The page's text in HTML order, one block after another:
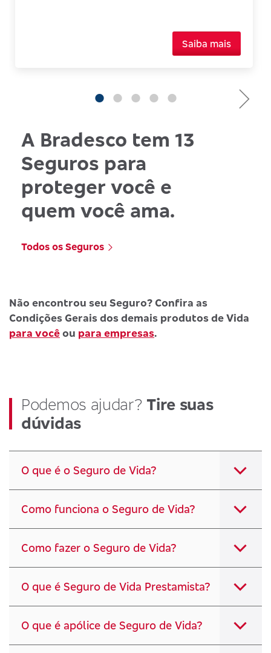
Saiba mais
A Bradesco tem 13
Seguros para
proteger você e
quem você ama.
Todos os Seguros
Não encontrou seu Seguro? Confira as
Condições Gerais dos demais produtos de Vida
para vocêou para empresas.
Podemos ajudar? Tire suas
dúvidas
O que é o Seguro de Vida?
Como funciona o Seguro de Vida?
Como fazer o Seguro de Vida?
O que é Seguro de Vida Prestamista?
O que é apólice de Seguro de Vida?